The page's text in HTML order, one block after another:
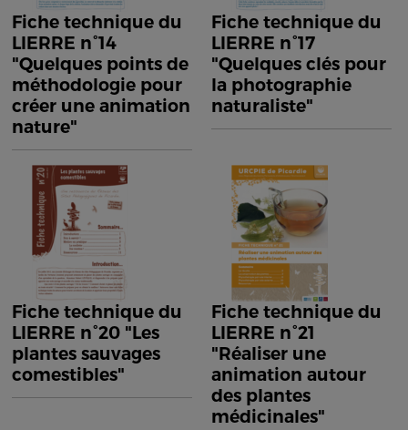
Fiche technique du
LIERRE n°14
"Quelques points de
méthodologie pour
créer une animation
nature"
Fiche technique du
LIERRE n°17
"Quelques clés pour
la photographie
naturaliste"
Fiche technique du
LIERRE n°20 "Les
plantes sauvages
comestibles"
Fiche technique du
LIERRE n°21
"Réaliser une
animation autour
des plantes
médicinales"